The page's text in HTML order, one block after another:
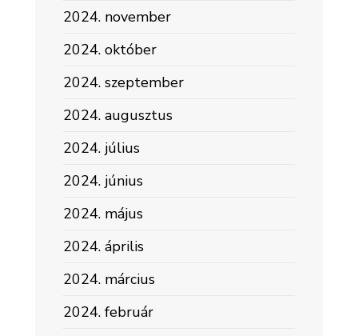
2024. november
2024. október
2024. szeptember
2024. augusztus
2024. július
2024. június
2024. május
2024. április
2024. március
2024. február